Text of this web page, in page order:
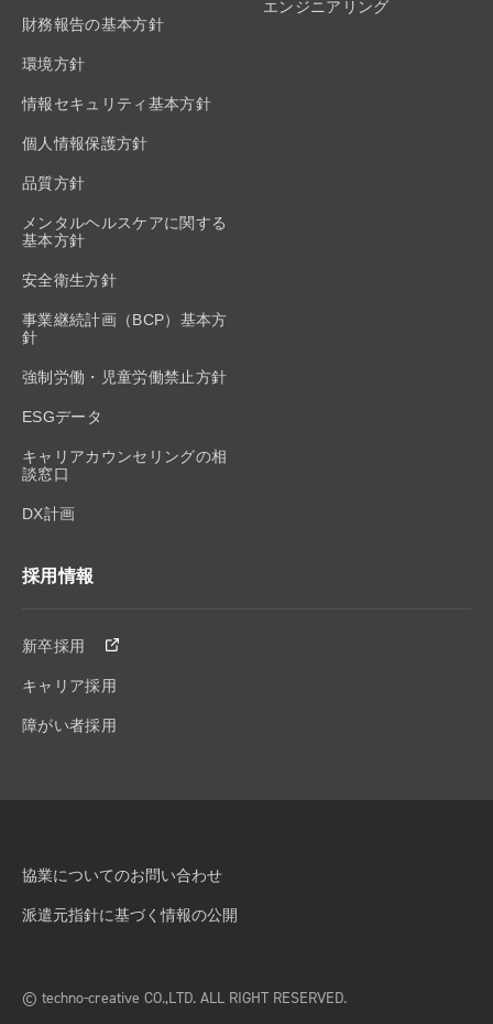
財務報告の基本方針
環境方針
情報セキュリティ基本方針
個人情報保護方針
品質方針
メンタルヘルスケアに関する
基本方針
安全衛生方針
事業継続計画（BCP）基本方
針
強制労働・児童労働禁止方針
ESGデータ
キャリアカウンセリングの相
談窓口
DX計画
エンジニアリング
採用情報
新卒採用
キャリア採用
障がい者採用
協業についてのお問い合わせ
派遣元指針に基づく情報の公開
© techno-creative CO.,LTD. ALL RIGHT RESERVED.